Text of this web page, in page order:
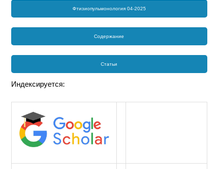
Фтизиопульмонология 04-2025
Содержание
Статьи
Индексируется: